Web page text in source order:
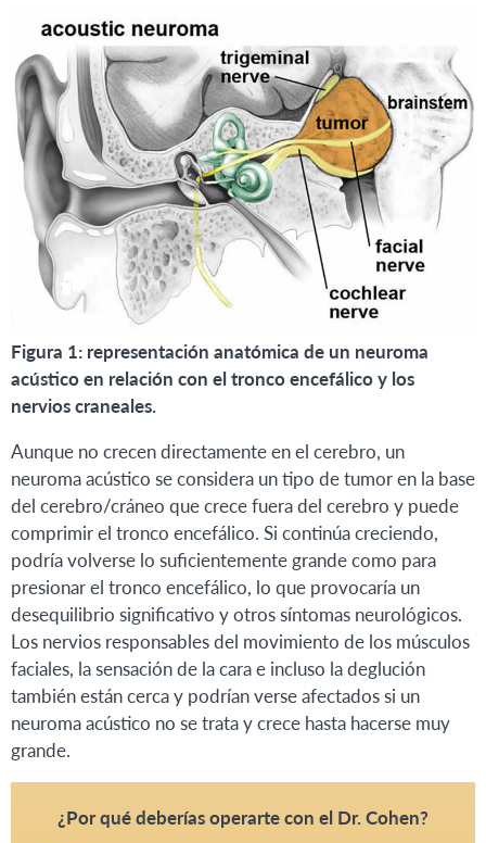
Figura 1: representación anatómica de un neuroma
acústico en relación con el tronco encefálico y los
nervios craneales.
Aunque no crecen directamente en el cerebro, un
neuroma acústico se considera un tipo de tumor en la base
del cerebro/cráneo que crece fuera del cerebro y puede
comprimir el tronco encefálico. Si continúa creciendo,
podría volverse lo suficientemente grande como para
presionar el tronco encefálico, lo que provocaría un
desequilibrio significativo y otros síntomas neurológicos.
Los nervios responsables del movimiento de los músculos
faciales, la sensación de la cara e incluso la deglución
también están cerca y podrían verse afectados si un
neuroma acústico no se trata y crece hasta hacerse muy
grande.
¿Por qué deberías operarte con el Dr. Cohen?